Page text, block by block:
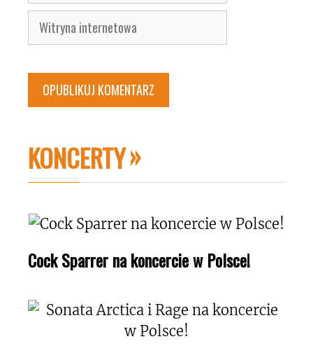
Witryna
internetowa
KONCERTY
Cock Sparrer na koncercie w Polsce!